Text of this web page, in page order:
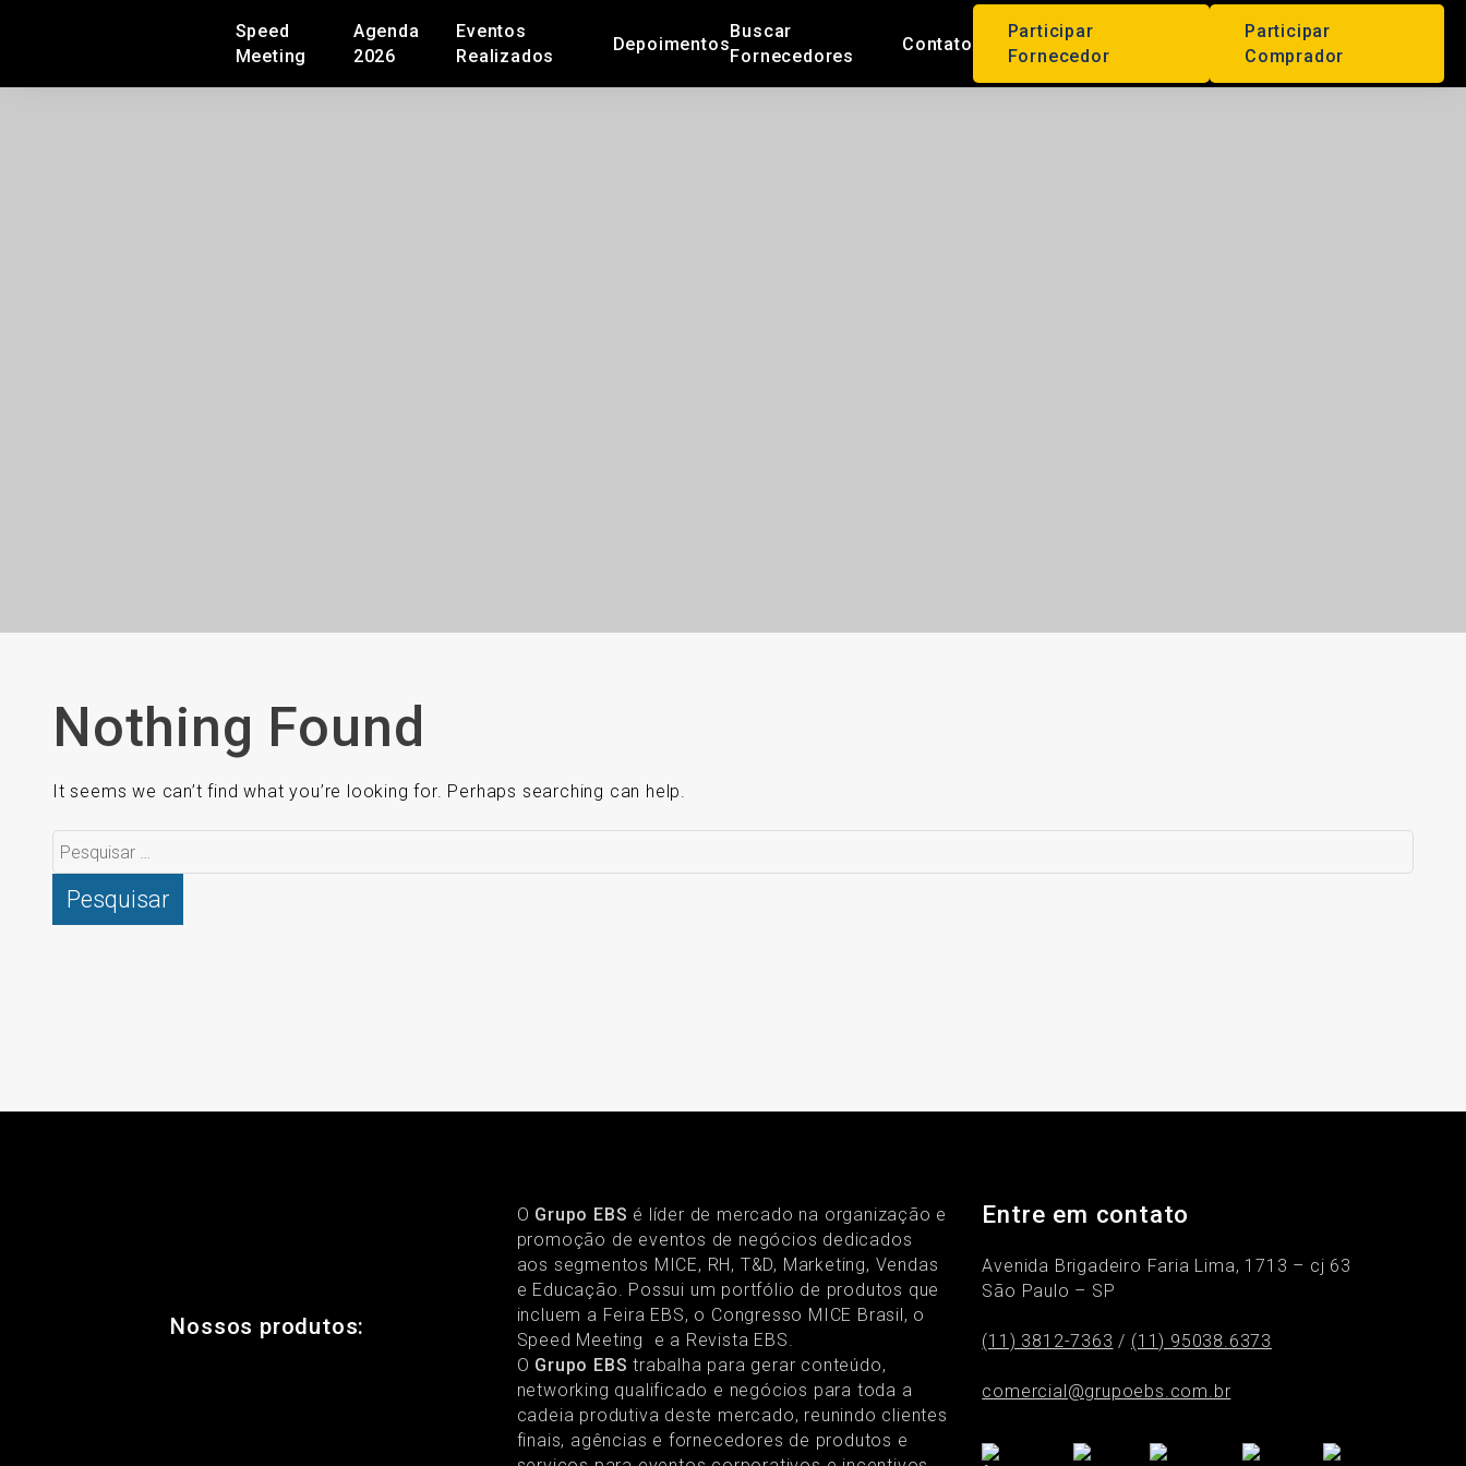
Speed
Meeting
Agenda
2026
Eventos
Realizados
Depoimentos
Buscar
Fornecedores
Contato
Participar
Fornecedor
Participar
Comprador
Nothing Found
It seems we can’t find what you’re looking for. Perhaps searching can help.
Pesquisar
por:
Nossos produtos:
O Grupo EBS é líder de mercado na organização e
promoção de eventos de negócios dedicados
aos segmentos MICE, RH, T&D, Marketing, Vendas
e Educação. Possui um portfólio de produtos que
incluem a Feira EBS, o Congresso MICE Brasil, o
Speed Meeting e a Revista EBS.
O Grupo EBS trabalha para gerar conteúdo,
networking qualificado e negócios para toda a
cadeia produtiva deste mercado, reunindo clientes
finais, agências e fornecedores de produtos e
Entre em contato
Avenida Brigadeiro Faria Lima, 1713 – cj 63
São Paulo – SP
(11) 3812-7363 / (11) 95038.6373
comercial@grupoebs.com.br